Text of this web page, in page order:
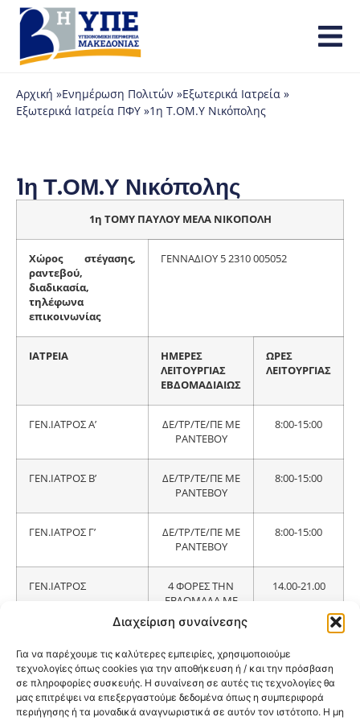
Διαχείριση συναίνεσης
Για να παρέχουμε τις καλύτερες εμπειρίες, χρησιμοποιούμε
τεχνολογίες όπως cookies για την αποθήκευση ή / και την πρόσβαση
σε πληροφορίες συσκευής. Η συναίνεση σε αυτές τις τεχνολογίες θα
μας επιτρέψει να επεξεργαστούμε δεδομένα όπως η συμπεριφορά
περιήγησης ή τα μοναδικά αναγνωριστικά σε αυτόν τον ιστότοπο. Η μη
Αρχική »Ενημέρωση Πολιτών »Εξωτερικά Ιατρεία »
Εξωτερικά Ιατρεία ΠΦΥ »1η Τ.ΟΜ.Υ Νικόπολης
1η Τ.ΟΜ.Υ Νικόπολης
1η ΤΟΜΥ ΠΑΥΛΟΥ ΜΕΛΑ ΝΙΚΟΠΟΛΗ
Χώρος στέγασης,
ραντεβού,
διαδικασία,
τηλέφωνα
επικοινωνίας
ΓΕΝΝΑΔΙΟΥ 5 2310 005052
ΙΑΤΡΕΙΑ
ΗΜΕΡΕΣ
ΛΕΙΤΟΥΡΓΙΑΣ
ΕΒΔΟΜΑΔΙΑΙΩΣ
ΩΡΕΣ
ΛΕΙΤΟΥΡΓΙΑΣ
ΓΕΝ.ΙΑΤΡΟΣ Α’
ΔΕ/ΤΡ/ΤΕ/ΠΕ ΜΕ
ΡΑΝΤΕΒΟΥ
8:00-15:00
ΓΕΝ.ΙΑΤΡΟΣ Β’
ΔΕ/ΤΡ/ΤΕ/ΠΕ ΜΕ
ΡΑΝΤΕΒΟΥ
8:00-15:00
ΓΕΝ.ΙΑΤΡΟΣ Γ’
ΔΕ/ΤΡ/ΤΕ/ΠΕ ΜΕ
ΡΑΝΤΕΒΟΥ
8:00-15:00
ΓΕΝ.ΙΑΤΡΟΣ
4 ΦΟΡΕΣ ΤΗΝ
ΕΒΔΟΜΑΔΑ ΜΕ
ΡΑΝΤΕΒΟΥ
14.00-21.00
ΠΑΙΔΙΑΤΡΙΚΟ
4 ΦΟΡΕΣ ΤΗΝ
ΕΒΔΟΜΑΔΑ ΜΕ
ΡΑΝΤΕΒΟΥ
8:00-15:00